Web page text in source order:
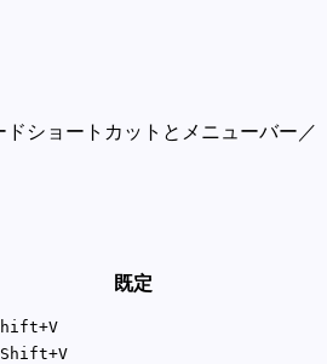
ショートカットとメニューバー／
既定